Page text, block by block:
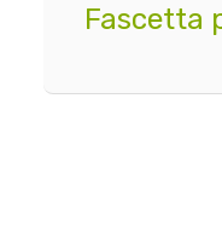
Fascetta